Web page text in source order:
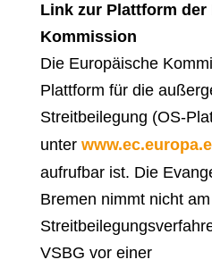
Link zur Plattform der
Kommission
Die Europäische
Plattform für die
Streitbeilegung (OS-
unter
aufrufbar ist. Die
Bremen nimmt nicht am
VSBG vor einer